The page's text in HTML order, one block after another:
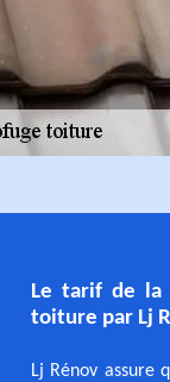
Le tarif de la
toiture par Lj
Lj Rénov assure